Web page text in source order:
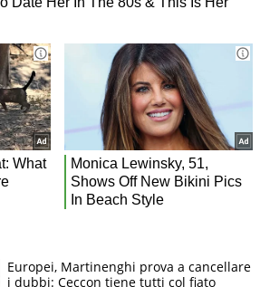
Europei, Martinenghi prova a cancellare
i dubbi: Ceccon tiene tutti col fiato